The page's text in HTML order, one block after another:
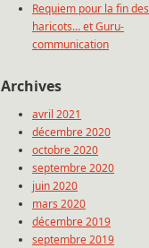
Requiem pour la fin des
haricots… et Guru-
communication
Archives
avril 2021
décembre 2020
octobre 2020
septembre 2020
juin 2020
mars 2020
décembre 2019
septembre 2019